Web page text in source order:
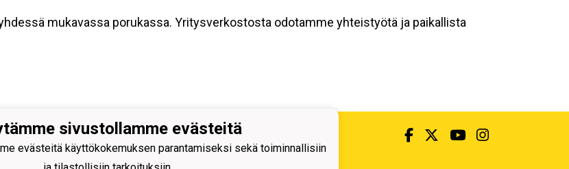
mukavassa porukassa. Yritysverkostosta odotamme yhteistyötä ja paikallista
ry
4, 20780 Kaarina
sivustollamme evästeitä
evästeitä käyttökokemuksen parantamiseksi sekä toiminnallisiin